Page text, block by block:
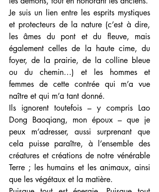
Je suis un lien entre les esprits mystiques
et protecteurs de la nature (c’est à dire,
les âmes du pont et du fleuve, mais
également celles de la haute cime, du
foyer, de la prairie, de la colline bleue
ou du chemin…) et les hommes et
femmes de cette contrée qui m’a vue
naître et qui m’a tant donné.
Ils ignorent toutefois – y compris Lao
Dong Baoqiang, mon époux – que je
peux m’adresser, aussi surprenant que
cela puisse paraître, à l’ensemble des
créatures et créations de notre vénérable
Terre ; les humains et les animaux, ainsi
que les végétaux et la matière.